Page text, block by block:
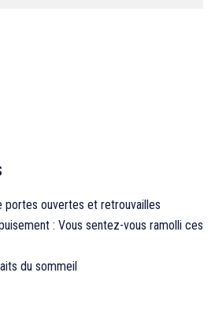
portes ouvertes et retrouvailles
: Vous sentez-vous ramolli ces
du sommeil